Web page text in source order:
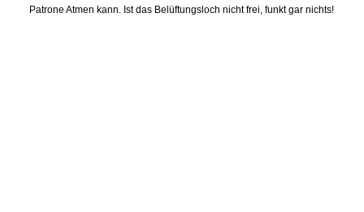
Patrone Atmen kann. Ist das Belüftungsloch nicht frei, funkt gar nichts!